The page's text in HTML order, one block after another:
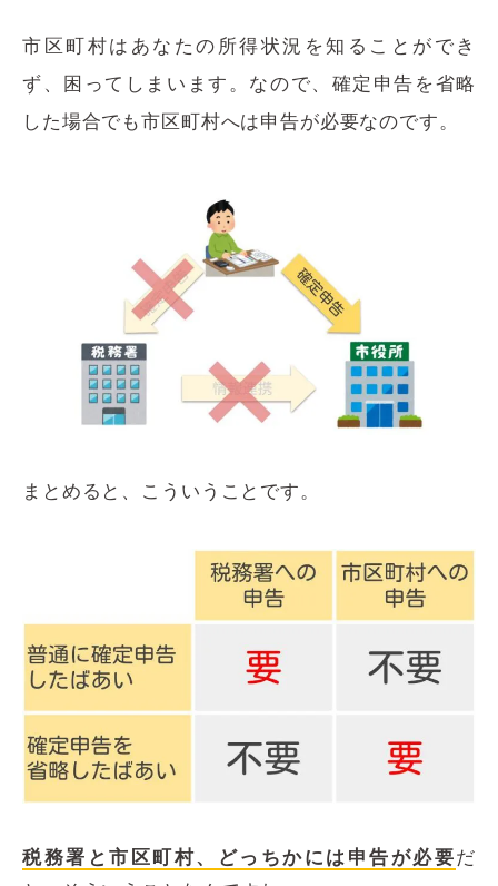
市区町村はあなたの所得状況を知ることができ
ず、困ってしまいます。なので、確定申告を省略
した場合でも市区町村へは申告が必要なのです。
まとめると、こういうことです。
税務署と市区町村、どっちかには申告が必要だ